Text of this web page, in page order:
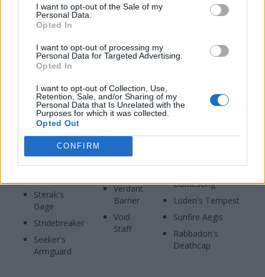
I want to opt-out of the Sale of my
Personal Data.
Opted In
I want to opt-out of processing my
Personal Data for Targeted Advertising.
Opted In
I want to opt-out of Collection, Use,
Retention, Sale, and/or Sharing of my
Personal Data that Is Unrelated with the
Purposes for which it was collected.
Opted Out
CONFIRM
Przedmioty
W przypadku przedmiotów sprawa wygląda podobnie
do znerfionych postaci. Trudno ocenić, jak duże będą
zmiany poszczególnych z nich. Jednakże można
zauważyć, że osłabione zostaną te, które najczęściej
wybierane są w sklepie przez przywoływaczy. Czyżby
więc miały zostać wytoczone ciężkie działa i czekają nas
ogromne korekty?
Osłabione
Blade of the
Sterak's
Gage
Stridebreaker
Seeker's
Armguard
Verdant
Barrier
Void
Staff
Battlesong
Luden's Tempest
Sunfire Aegis
Rabbadon's
Deathcap